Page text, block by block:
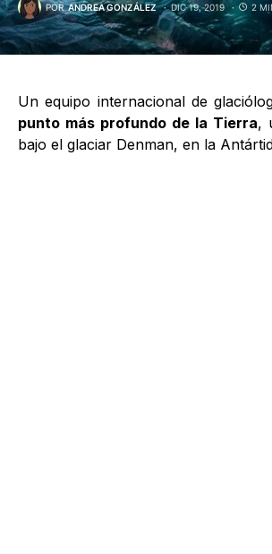
POR ANDREA GONZÁLEZ DIC 19, 2019 2
Un equipo internacional de
punto más profundo de la Tierra,
bajo el glaciar Denman, en la